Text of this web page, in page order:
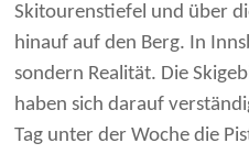
Skitourenstiefel und über
hinauf auf den Berg. In
sondern Realität. Die
haben sich darauf
Tag unter der Woche die